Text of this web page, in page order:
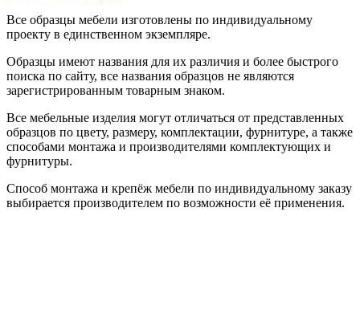
Все образцы мебели изготовлены по индивидуальному
проекту в единственном экземпляре.
Образцы имеют названия для их различия и более быстрого
поиска по сайту, все названия образцов не являются
зарегистрированным товарным знаком.
Все мебельные изделия могут отличаться от представленных
образцов по цвету, размеру, комплектации, фурнитуре, а также
способами монтажа и производителями комплектующих и
фурнитуры.
Способ монтажа и крепёж мебели по индивидуальному заказу
выбирается производителем по возможности её применения.